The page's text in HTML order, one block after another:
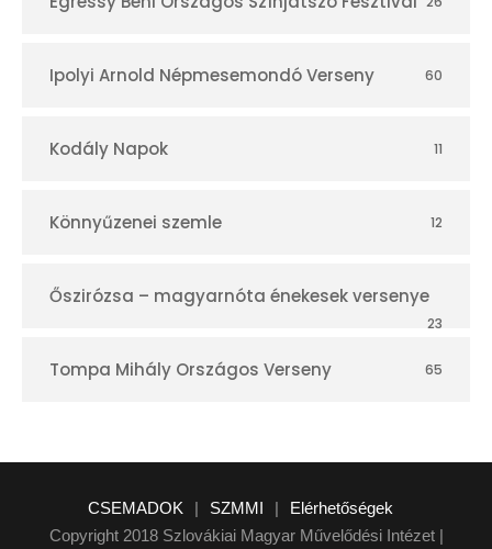
Ipolyi Arnold Népmesemondó Verseny 60
Kodály Napok 11
Könnyűzenei szemle 12
Őszirózsa – magyarnóta énekesek versenye
23
Tompa Mihály Országos Verseny 65
CSEMADOK | SZMMI |
Elérhetőségek
Copyright 2018 Szlovákiai Magyar Művelődési Intézet |